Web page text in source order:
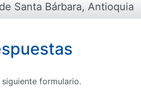
Santa Bárbara, Antioquia
formulario.